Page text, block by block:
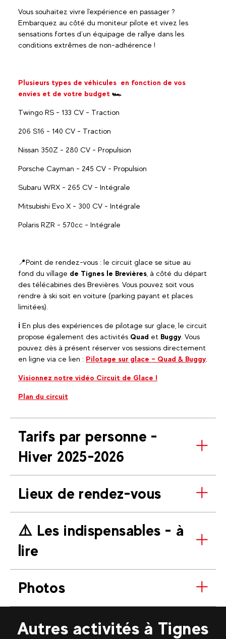
Vous souhaitez vivre l'expérience en passager ?
Embarquez au côté du moniteur pilote et vivez les
sensations fortes d’un équipage de rallye dans les
conditions extrêmes de non-adhérence !
Plusieurs types de véhicules en fonction de vos
envies et de votre budget 🏎
Twingo RS - 133 CV - Traction
206 S16 - 140 CV - Traction
Nissan 350Z - 280 CV - Propulsion
Porsche Cayman - 245 CV - Propulsion
Subaru WRX - 265 CV - Intégrale
Mitsubishi Evo X - 300 CV - Intégrale
Polaris RZR - 570cc - Intégrale
📍Point de rendez-vous : le circuit glace se situe au
fond du village de Tignes le Brevières , à côté du départ
des télécabines des Brevières. Vous pouvez soit vous
rendre à ski soit en voiture (parking payant et places
limitées).
ℹ︎ En plus des expériences de pilotage sur glace, le circuit
propose également des activités Quad et Buggy . Vous
pouvez dès à présent réserver vos sessions directement
en ligne via ce lien : Pilotage sur glace – Quad & Buggy
Visionnez notre vidéo Circuit de Glace !
Plan du circuit
Tarifs par personne -
Hiver 2025-2026
Lieux de rendez-vous
⚠️​ Les indispensables - à
lire
Photos
Autres activités à Tignes